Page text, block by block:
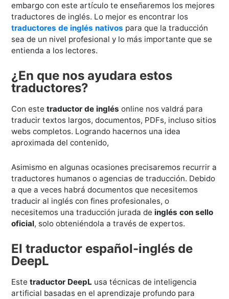
embargo con este artículo te enseñaremos los mejores
traductores de inglés. Lo mejor es encontrar los
traductores de inglés nativos para que la traducción
sea de un nivel profesional y lo más importante que se
entienda a los lectores.
¿En que nos ayudara estos
traductores?
Con estetraductor de inglés online nos valdrá para
traducir textos largos, documentos, PDFs, incluso sitios
webs completos. Logrando hacernos una idea
aproximada del contenido,
Asimismo en algunas ocasiones precisaremos recurrir a
traductores humanos o agencias de traducción. Debido
a que a veces habrá documentos que necesitemos
traducir al inglés con fines profesionales, o
necesitemos una traducción jurada de inglés con sello
oficial, solo obteniéndola a través de expertos.
El traductor español-inglés de
DeepL
Estetraductor DeepL usa técnicas de inteligencia
artificial basadas en el aprendizaje profundo para